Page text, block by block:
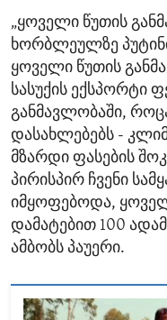
„ყოველი წუთის
ხორბლეულზე
ყოველი წუთის
სასუქის ექსპორტი
განმავლობაში,
დასახლებებს -
მზარდი ფასების
პირისპირ ჩვენი
იმყოფებოდა,
დამატებით 100
ამბობს პაუერი.